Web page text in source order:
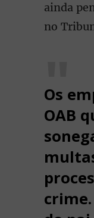
ainda
no
Os
OAB